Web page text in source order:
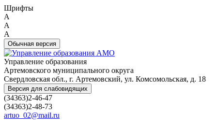
Шрифты
A
A
A
Обычная версия
Управление образования
Артемовского муниципального округа
Свердловская обл., г. Артемовский, ул. Комсомольская, д. 18
Версия для слабовидящих
(34363)2-46-47
(34363)2-48-73
artuo_02@mail.ru